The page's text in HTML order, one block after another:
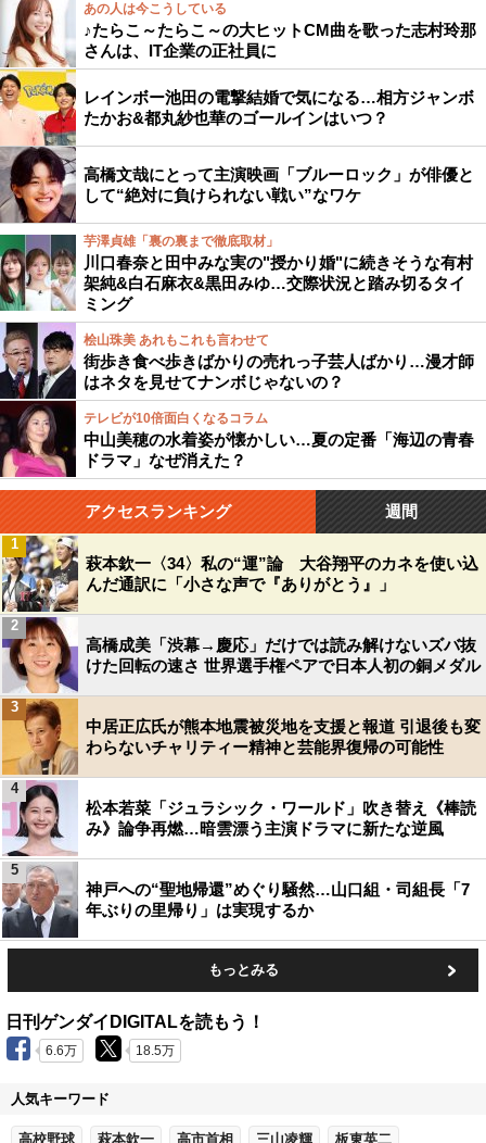
あの人は今こうしている
♪たらこ～たらこ～の大ヒットCM曲を歌った志村玲那
さんは、IT企業の正社員に
レインボー池田の電撃結婚で気になる…相方ジャンボ
たかお&都丸紗也華のゴールインはいつ？
高橋文哉にとって主演映画「ブルーロック」が俳優と
して“絶対に負けられない戦い”なワケ
芋澤貞雄「裏の裏まで徹底取材」
川口春奈と田中みな実の"授かり婚"に続きそうな有村
架純&白石麻衣&黒田みゆ…交際状況と踏み切るタイ
ミング
桧山珠美 あれもこれも言わせて
街歩き食べ歩きばかりの売れっ子芸人ばかり…漫才師
はネタを見せてナンボじゃないの？
テレビが10倍面白くなるコラム
中山美穂の水着姿が懐かしい…夏の定番「海辺の青春
ドラマ」なぜ消えた？
アクセスランキング 週間
萩本欽一〈34〉私の“運”論 大谷翔平のカネを使い込
んだ通訳に「小さな声で『ありがとう』」
1
高橋成美「渋幕→慶応」だけでは読み解けないズバ抜
けた回転の速さ 世界選手権ペアで日本人初の銅メダル
2
中居正広氏が熊本地震被災地を支援と報道 引退後も変
わらないチャリティー精神と芸能界復帰の可能性
3
松本若菜「ジュラシック・ワールド」吹き替え《棒読
み》論争再燃…暗雲漂う主演ドラマに新たな逆風
4
神戸への“聖地帰還”めぐり騒然…山口組・司組長「7
年ぶりの里帰り」は実現するか
5
もっとみる
日刊ゲンダイDIGITALを読もう！
6.6万 18.5万
人気キーワード
高校野球 萩本欽一 高市首相 三山凌輝 板東英二